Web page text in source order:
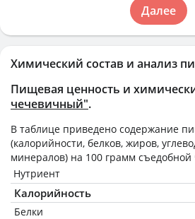
Химический состав и анализ
Пищевая ценность и
чечевичный".
В таблице приведено содержание
(калорийности, белков, жиров,
минералов) на 100 грамм съедобной
Нутриент
Калорийность
Белки
Далее